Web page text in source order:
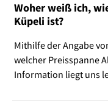
Woher weiß ich,
Küpeli ist?
Mithilfe der Angabe
welcher Preisspanne
Information liegt uns